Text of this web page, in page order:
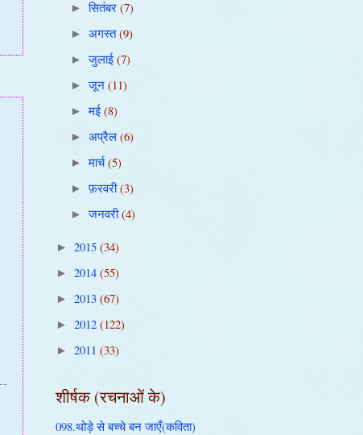
►सितंबर (7)
► अगस्त(9)
►जुलाई(7)
►जून (11)
►मई(8)
► अप्रैल (6)
►मार्च(5)
►फ़रवरी(3)
►जनवरी(4)
► 2015 (34)
► 2014 (55)
► 2013 (67)
► 2012 (122)
► 2011 (33)
शीर्षक (रचनाओं के)
098.थोड़े से बच्चे बन जाएँ(कविता)